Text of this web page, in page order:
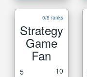
0/8 ranks
Strategy
Game
Fan
5 10